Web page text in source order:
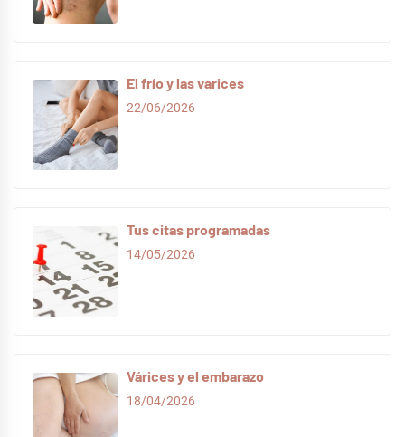
El frío y las varices
22/06/2026
Tus citas programadas
14/05/2026
Várices y el embarazo
18/04/2026